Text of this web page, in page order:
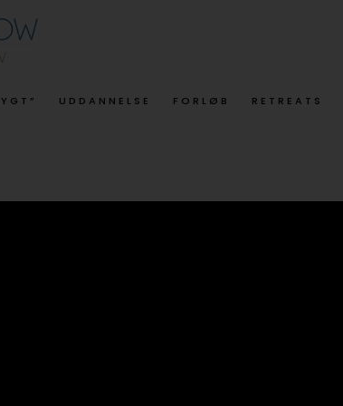
UDDANNELSE FORLØB RETREATS